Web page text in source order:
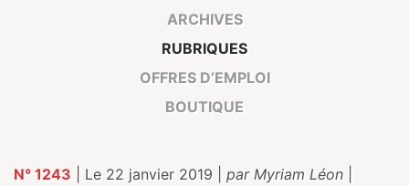
ARCHIVES
RUBRIQUES
OFFRES D’EMPLOI
BOUTIQUE
N° 1243 | Le 22 janvier 2019 | par Myriam Léon